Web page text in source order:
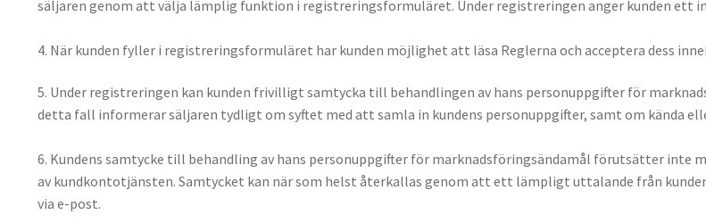
säljaren genom att välja lämplig funktion i registreringsformuläret. Under registreringen anger kunden ett
4. När kunden fyller i registreringsformuläret har kunden möjlighet att läsa Reglerna och acceptera dess
5. Under registreringen kan kunden frivilligt samtycka till behandlingen av hans personuppgifter för
detta fall informerar säljaren tydligt om syftet med att samla in kundens personuppgifter, samt om kända
6. Kundens samtycke till behandling av hans personuppgifter för marknadsföringsändamål förutsätter
av kundkontotjänsten. Samtycket kan när som helst återkallas genom att ett lämpligt uttalande från
via e-post.